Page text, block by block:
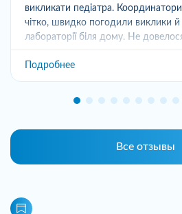
викликати педіатра.
чітко, швидко погодили виклики й
лабораторії біля дому. Не
Подробнее
Все отзывы